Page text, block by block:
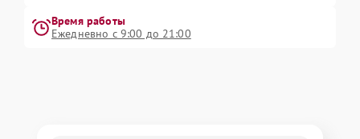
Время работы
Ежедневно с 9:00 до 21:00